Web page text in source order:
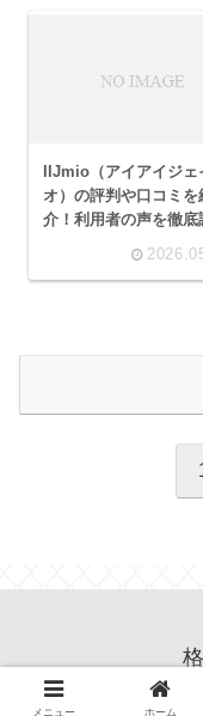
IIJmio（アイアイジェ
オ）の評判や口コミを
介！利用者の声を徹底
©
メニュー ホーム